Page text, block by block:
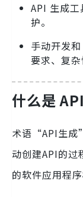
API 生成
护。
手动开发
要求、复杂
什么是
术语“API生成
动创建API的过
的软件应用程序